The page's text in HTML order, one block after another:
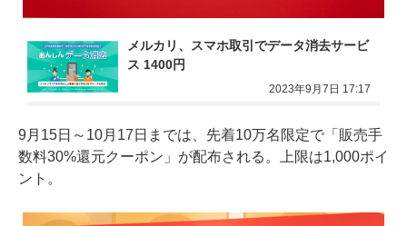
メルカリ、スマホ取引でデータ消去サービ
ス 1400円
2023年9月7日 17:17
9月15日～10月17日までは、先着10万名限定で「販売手
数料30%還元クーポン」が配布される。上限は1,000ポイ
ント。